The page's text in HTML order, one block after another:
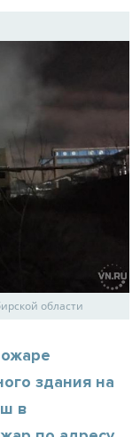
области
здания на
в